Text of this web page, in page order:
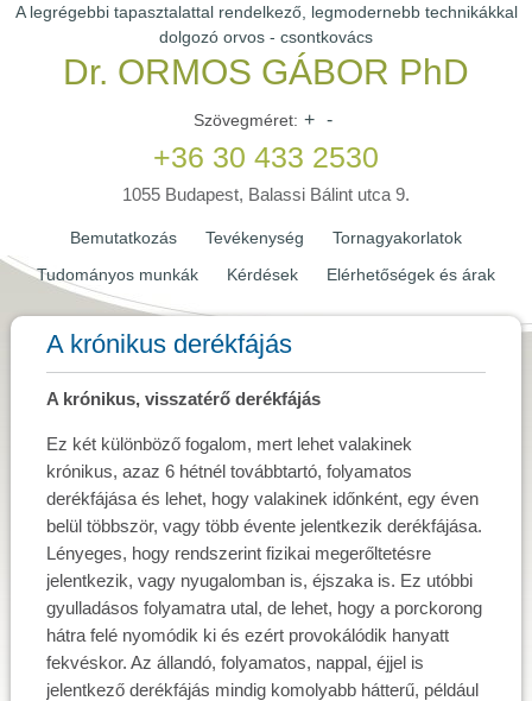
A legrégebbi tapasztalattal rendelkező, legmodernebb technikákkal
dolgozó orvos - csontkovács
Dr. ORMOS GÁBOR PhD
Szövegméret: + -
+36 30 433 2530
1055 Budapest, Balassi Bálint utca 9.
Bemutatkozás Tevékenység
Tornagyakorlatok
Tudományos munkák
Kérdések Elérhetőségek és árak
A krónikus derékfájás
A krónikus, visszatérő derékfájás
Ez két különböző fogalom, mert lehet valakinek
krónikus, azaz 6 hétnél továbbtartó, folyamatos
derékfájása és lehet, hogy valakinek időnként, egy éven
belül többször, vagy több évente jelentkezik derékfájása.
Lényeges, hogy rendszerint fizikai megerőltetésre
jelentkezik, vagy nyugalomban is, éjszaka is. Ez utóbbi
gyulladásos folyamatra utal, de lehet, hogy a porckorong
hátra felé nyomódik ki és ezért provokálódik hanyatt
fekvéskor. Az állandó, folyamatos, nappal, éjjel is
jelentkező derékfájás mindig komolyabb hátterű, például